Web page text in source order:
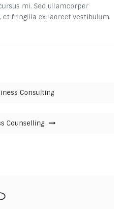
mi. Sed ullamcorper
et fringilla ex laoreet vestibulum.
Consulting
Counselling